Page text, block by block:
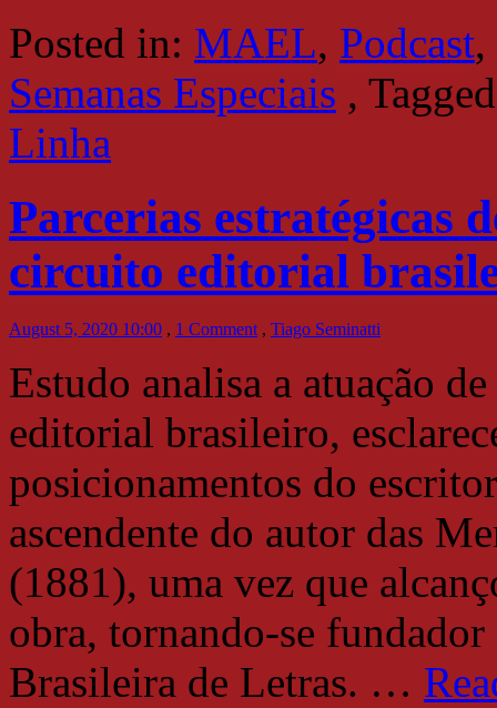
Posted in: MAEL, Podcast,
Semanas Especiais ,
Linha
Parcerias estratégicas
circuito editorial
August 5, 2020 10:00 , 1 Comment, Tiago Seminatti
Estudo analisa a atuação
editorial brasileiro,
posicionamentos do
ascendente do autor das
(1881), uma vez que
obra, tornando-se
Brasileira de Letras. …